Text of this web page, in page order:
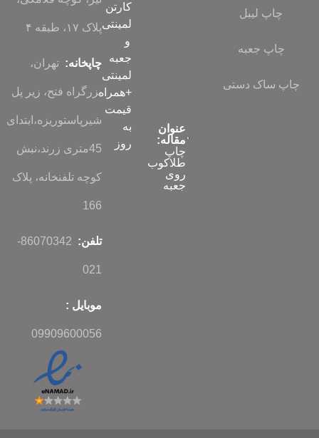
چاپ لیبل
چاپ جعبه
چاپ ساک دستی
عنوان
مقاله:
چاپ
طلاکوب
روی
جعبه
کارتن
لمینتی
و
جعبه
لمینتی
+همراه
قیمت
به
روز
پلاک ۱۷، طبقه ۴
چاپخانه: تهران،
بزرگراه فتح، زیر پل
شیرپاستوریزه،ابتدای
45متری زرند،نبش
کوچه تلفنخانه، پلاک
166
تلفن: 86070342-
021
موبایل :
09909600056